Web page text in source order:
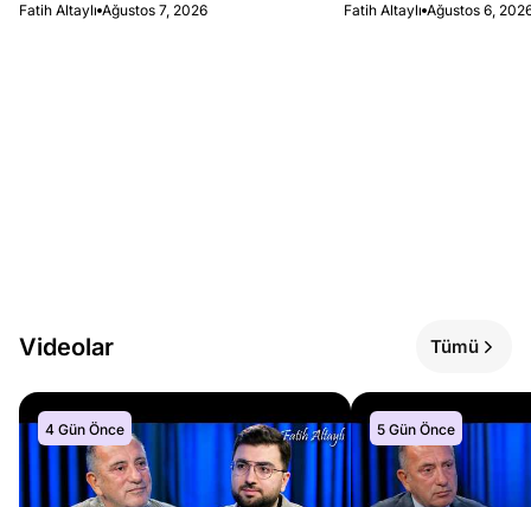
Fatih Altaylı Ağustos 7, 2026 Fatih Altaylı Ağustos 6,
Videolar Tümü
4 Gün Önce 5 Gün Önce